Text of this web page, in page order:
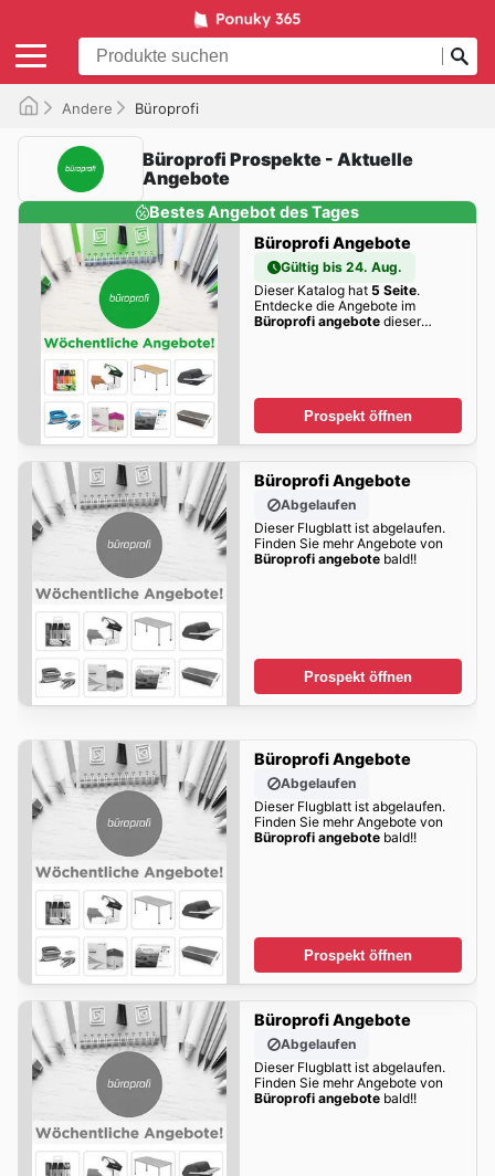
Andere Büroprofi
Büroprofi Prospekte - Aktuelle
Angebote
Bestes Angebot des Tages
Büroprofi Angebote
Gültig bis 24. Aug.
Dieser Katalog hat 5 Seite.
Entdecke die Angebote im
Büroprofi angebotedieser
Prospekt öffnen
Büroprofi Angebote
Abgelaufen
Dieser Flugblatt ist abgelaufen.
Finden Sie mehr Angebote von
Büroprofi angebotebald!!
Prospekt öffnen
Büroprofi Angebote
Abgelaufen
Dieser Flugblatt ist abgelaufen.
Finden Sie mehr Angebote von
Büroprofi angebotebald!!
Prospekt öffnen
Büroprofi Angebote
Abgelaufen
Dieser Flugblatt ist abgelaufen.
Finden Sie mehr Angebote von
Büroprofi angebotebald!!